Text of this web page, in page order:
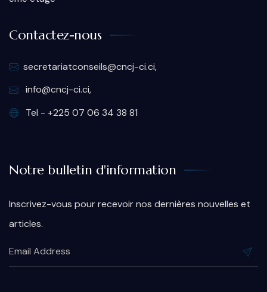
Contactez-nous
secretariatconseils@cncj-ci.ci,
info@cncj-ci.ci,
Tel - +225 07 06 34 38 81
Notre bulletin d'information
Inscrivez-vous pour recevoir nos dernières nouvelles et
articles.